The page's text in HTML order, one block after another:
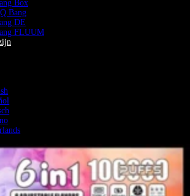
Box
Bang
DE
FLUUM